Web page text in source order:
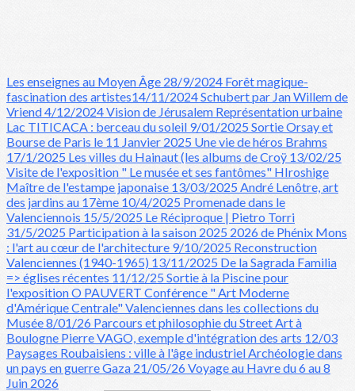
Les enseignes au Moyen Âge 28/9/2024 Forêt magique-
fascination des artistes14/11/2024Schubert par Jan Willem de
Vriend 4/12/2024Vision de Jérusalem Représentation urbaine
Lac TITICACA : berceau du soleil 9/01/2025Sortie Orsay et
Bourse de Paris le 11 Janvier 2025 Une vie de héros Brahms
17/1/2025 Les villes du Hainaut (les albums de Croÿ 13/02/25
Visite de l'exposition " Le musée et ses fantômes" HIroshige
Maître de l'estampe japonaise 13/03/2025 André Lenôtre, art
des jardins au 17ème 10/4/2025 Promenade dans le
Valenciennois 15/5/2025 Le Réciproque | Pietro Torri
31/5/2025 Participation à la saison 2025 2026 de Phénix Mons
: l'art au cœur de l'architecture 9/10/2025 Reconstruction
Valenciennes (1940-1965) 13/11/2025 De la Sagrada Familia
=> églises récentes 11/12/25Sortie à la Piscine pour
l'exposition O PAUVERT Conférence " Art Moderne
d'Amérique Centrale"Valenciennes dans les collections du
Musée 8/01/26 Parcours et philosophie du Street Art à
Boulogne Pierre VAGO, exemple d'intégration des arts 12/03
Paysages Roubaisiens : ville à l'âge industrielArchéologie dans
un pays en guerre Gaza 21/05/26 Voyage au Havre du 6 au 8
Juin 2026